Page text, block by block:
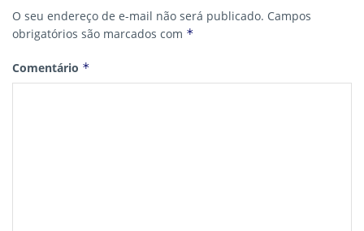
O seu endereço de e-mail não será publicado. Campos
obrigatórios são marcados com *
Comentário *